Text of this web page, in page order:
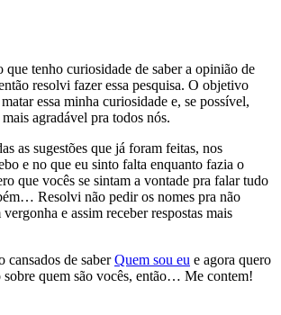
que tenho curiosidade de saber a opinião de
resolvi fazer essa pesquisa. O objetivo
essa minha curiosidade e, se possível,
agradável pra todos nós.
as sugestões que já foram feitas, nos
e no que eu sinto falta enquanto fazia o
que vocês se sintam a vontade pra falar tudo
Resolvi não pedir os nomes pra não
e assim receber respostas mais
cansados de saberQuem sou eu e agora quero
sobre quem são vocês, então… Me contem!